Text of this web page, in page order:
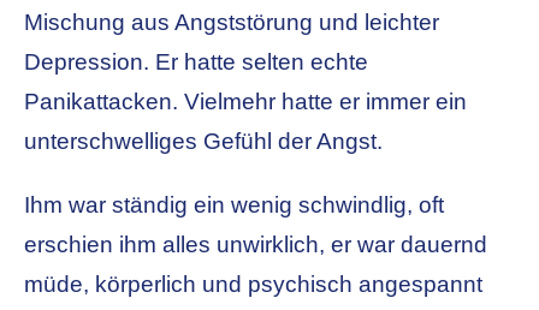
Mischung aus Angststörung und leichter
Depression. Er hatte selten echte
Panikattacken. Vielmehr hatte er immer ein
unterschwelliges Gefühl der Angst.
Ihm war ständig ein wenig schwindlig, oft
erschien ihm alles unwirklich, er war dauernd
müde, körperlich und psychisch angespannt